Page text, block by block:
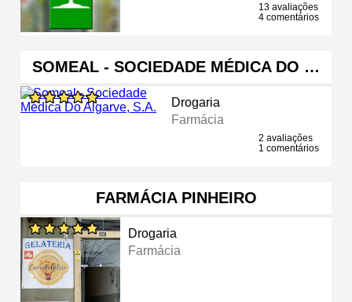
13 avaliações
4 comentários
SOMEAL - SOCIEDADE MÉDICA DO …
Drogaria
Farmácia
2 avaliações
1 comentários
FARMÁCIA PINHEIRO
Drogaria
Farmácia